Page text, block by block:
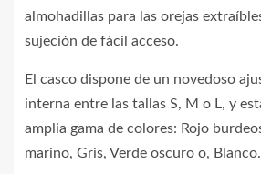
almohadillas para las orejas
sujeción de fácil acceso.
El casco dispone de un novedoso
interna entre las tallas S, M o L, y
amplia gama de colores: Rojo
marino, Gris, Verde oscuro o, Blanco.